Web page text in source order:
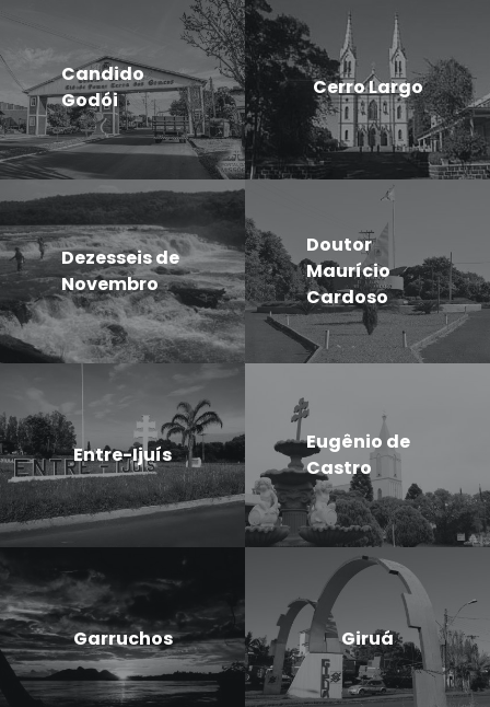
Candido
Godói
Cerro Largo
Dezesseis de
Novembro
Doutor
Maurício
Cardoso
Entre-Ijuís
Eugênio de
Castro
Garruchos Giruá